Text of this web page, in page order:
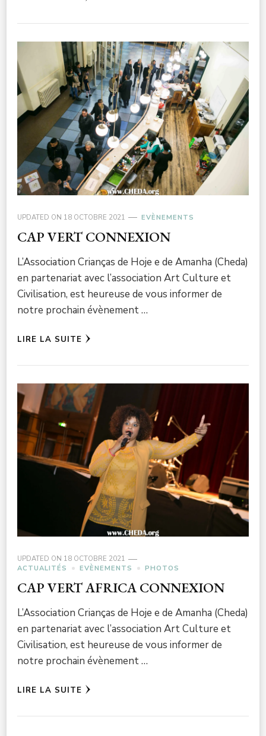
UPDATED ON 18 OCTOBRE 2021 EVÈNEMENTS
CAP VERT CONNEXION
L’Association Crianças de Hoje e de Amanha (Cheda)
en partenariat avec l’association Art Culture et
Civilisation, est heureuse de vous informer de
notre prochain évènement …
LIRE LA SUITE
UPDATED ON 18 OCTOBRE 2021
ACTUALITÉS
EVÈNEMENTS PHOTOS
CAP VERT AFRICA CONNEXION
L’Association Crianças de Hoje e de Amanha (Cheda)
en partenariat avec l’association Art Culture et
Civilisation, est heureuse de vous informer de
notre prochain évènement …
LIRE LA SUITE